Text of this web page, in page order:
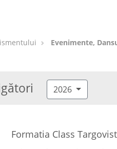
Evenimente,
2026
Formatia Class